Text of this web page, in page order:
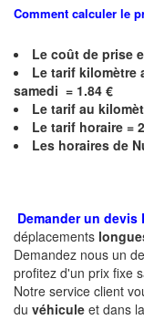
Comment calculer le
Le coût de prise
Le tarif kilomètre
samedi = 1.84 €
Le tarif au
Le tarif horaire =
Les horaires de
Demander un
déplacements
Demandez nous un
profitez d'un prix fixe
Notre service client
du véhicule et dans